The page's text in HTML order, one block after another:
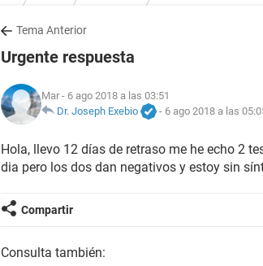
Tema Anterior
Urgente respuesta
Mar - 6 ago 2018 a las 03:51
Dr. Joseph Exebio
- 6 ago 2018 a las
Hola, llevo 12 días de retraso me he echo 2
dia pero los dos dan negativos y estoy sin
Compartir
Consulta también: